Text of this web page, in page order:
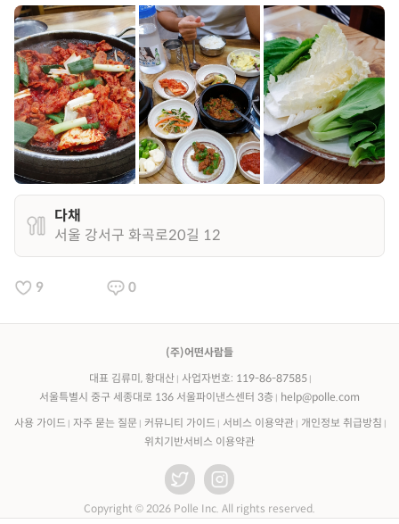
다채
서울 강서구 화곡로20길 12
9 0
(주)어떤사람들
대표 김류미, 황대산
사업자번호: 119-86-87585
서울특별시 중구 세종대로 136 서울파이낸스센터 3층
help@polle.com
사용 가이드 자주 묻는 질문 커뮤니티 가이드 서비스 이용약관
개인정보 취급방침
위치기반서비스 이용약관
Copyright © 2026 Polle Inc. All rights reserved.